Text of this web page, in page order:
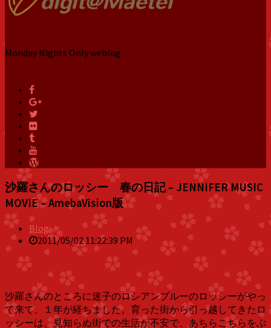
Monday Nights Only weblog
沙羅さんのロッシー 春の日記 – JENNIFER MUSIC
MOVIE – AmebaVision版
Blog
2011/05/02 11:22:39 PM
沙羅さんのところに迷子のロシアンブルーのロッシーがやっ
て来て、１年が経ちました。育った街から引っ越してきたロ
ッシーは、見知らぬ街での生活が不安で、あちらこちらをぶ